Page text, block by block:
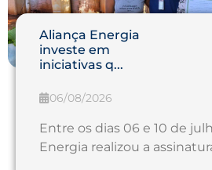
Aliança Energia
investe em
iniciativas q...
06/08/2026
Entre os dias 06 e 10 de
Energia realizou a